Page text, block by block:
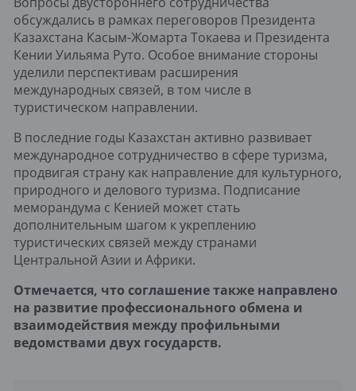
обсуждались в рамках переговоров Президента
Казахстана Касым-Жомарта Токаева и Президента
Кении Уильяма Руто. Особое внимание стороны
уделили перспективам расширения
международных связей, в том числе в
туристическом направлении.
В последние годы Казахстан активно развивает
международное сотрудничество в сфере туризма,
продвигая страну как направление для культурного,
природного и делового туризма. Подписание
меморандума с Кенией может стать
дополнительным шагом к укреплению
туристических связей между странами
Центральной Азии и Африки.
Отмечается, что соглашение также направлено
на развитие профессионального обмена и
взаимодействия между профильными
ведомствами двух государств.